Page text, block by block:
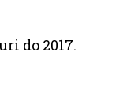
do 2017.